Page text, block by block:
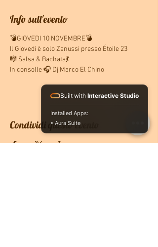
Info sull'evento
💣GIOVEDI 10 NOVEMBRE💣
Il Giovedi è solo Zanussi presso Étoile 23
🎼 Salsa & Bachata💃
In consolle 🎧 Dj Marco El Chino
Condividi questo evento
Built with Interactive Studio
Installed Apps:
• Aura Suite